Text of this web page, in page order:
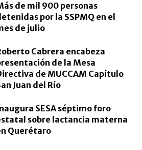
de mil 900 personas
por la SSPMQ en el
de julio
Cabrera encabeza
de la Mesa
de MUCCAM Capítulo
Juan del Río
SESA séptimo foro
sobre lactancia materna
Querétaro